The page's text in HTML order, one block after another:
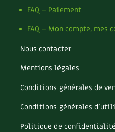
FAQ – Paiement
FAQ – Mon compte, mes
Nous contacter
Mentions légales
Conditions générales de
Conditions générales
Politique de